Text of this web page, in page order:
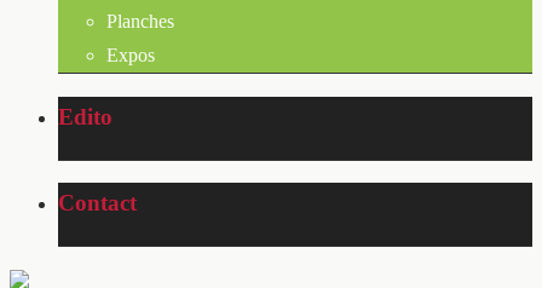
Planches
Expos
Edito
Contact